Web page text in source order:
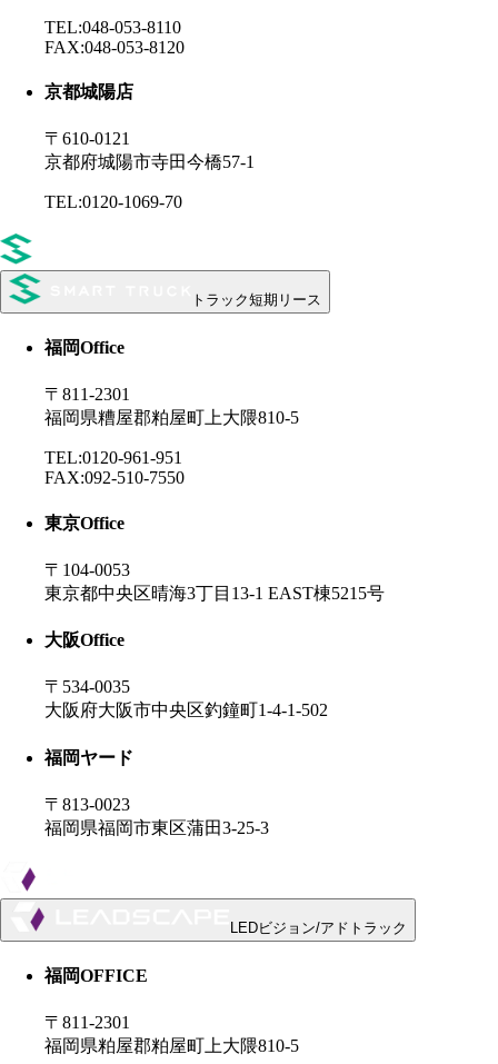
TEL:048-053-8110
FAX:048-053-8120
京都城陽店
〒610-0121
京都府城陽市寺田今橋57-1
TEL:0120-1069-70
トラック短期リース
福岡Office
〒811-2301
福岡県糟屋郡粕屋町上大隈810-5
TEL:0120-961-951
FAX:092-510-7550
東京Office
〒104-0053
東京都中央区晴海3丁目13-1 EAST棟5215号
大阪Office
〒534-0035
大阪府大阪市中央区釣鐘町1-4-1-502
福岡ヤード
〒813-0023
福岡県福岡市東区蒲田3-25-3
LEDビジョン/アドトラック
福岡OFFICE
〒811-2301
福岡県粕屋郡粕屋町上大隈810-5